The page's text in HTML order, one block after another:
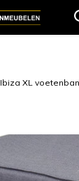
Ibiza XL